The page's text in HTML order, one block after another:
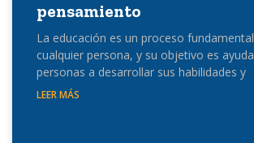
pensamiento
La educación es un proceso
cualquier persona, y su objetivo es
personas a desarrollar sus habilidades y
LEER MÁS